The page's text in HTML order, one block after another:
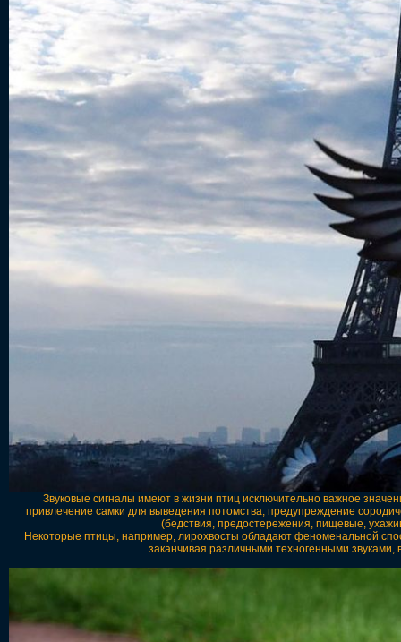
Звуковые сигналы имеют в жизни птиц исключительно важное
привлечение самки для выведения потомства, предупреждение
(бедствия, предостережения, пищевые,
Некоторые птицы, например, лирохвосты обладают феноменальной
заканчивая различными техногенными